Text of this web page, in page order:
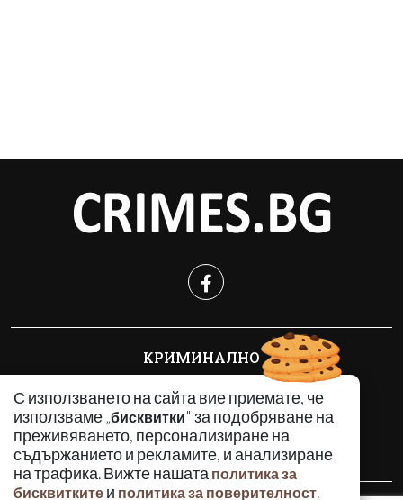
С използването на сайта вие приемате, че
използваме „бисквитки" за подобряване на
преживяването, персонализиране на
съдържанието и рекламите, и анализиране
на трафика. Вижте нашата политика за
бисквитките и политика за поверителност.
КРИМИНАЛНО
ИНЦИДЕНТИ
АНАЛИЗИ
ПО СВЕТА
ВОДЕЩИ ТЕМИ